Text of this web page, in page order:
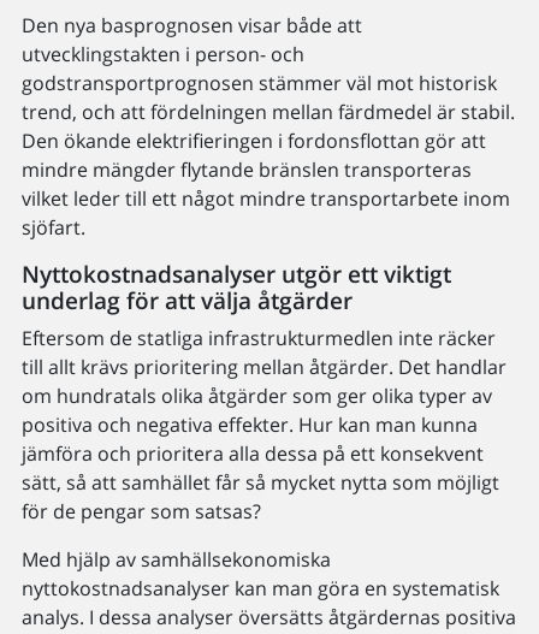
Den nya basprognosen visar både att
utvecklingstakten i person- och
godstransportprognosen stämmer väl mot historisk
trend, och att fördelningen mellan färdmedel är stabil.
Den ökande elektrifieringen i fordonsflottan gör att
mindre mängder flytande bränslen transporteras
vilket leder till ett något mindre transportarbete inom
sjöfart.
Nyttokostnadsanalyser utgör ett viktigt
underlag för att välja åtgärder
Eftersom de statliga infrastrukturmedlen inte räcker
till allt krävs prioritering mellan åtgärder. Det handlar
om hundratals olika åtgärder som ger olika typer av
positiva och negativa effekter. Hur kan man kunna
jämföra och prioritera alla dessa på ett konsekvent
sätt, så att samhället får så mycket nytta som möjligt
för de pengar som satsas?
Med hjälp av samhällsekonomiska
nyttokostnadsanalyser kan man göra en systematisk
analys. I dessa analyser översätts åtgärdernas positiva